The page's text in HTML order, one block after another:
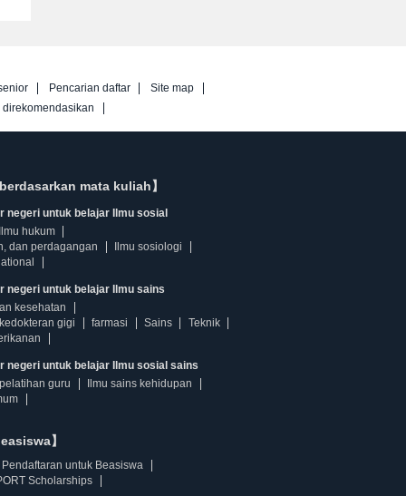
Pencarian daftar
Site map
mata kuliah】
negeri untuk belajar Ilmu sosial
hukum
dan perdagangan
Ilmu sosiologi
negeri untuk belajar Ilmu sains
kesehatan
gigi
farmasi Sains
Teknik
negeri untuk belajar Ilmu sosial sains
guru
Ilmu sains kehidupan
】
Pendaftaran untuk Beasiswa
Scholarships